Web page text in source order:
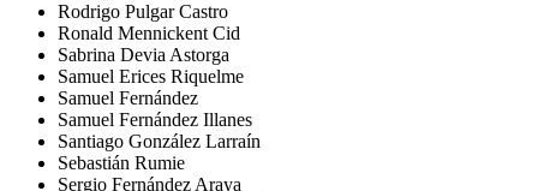
Rodrigo Pulgar Castro
Ronald Mennickent Cid
Sabrina Devia Astorga
Samuel Erices Riquelme
Samuel Fernández
Samuel Fernández Illanes
Santiago González Larraín
Sebastián Rumie
Sergio Fernández Araya